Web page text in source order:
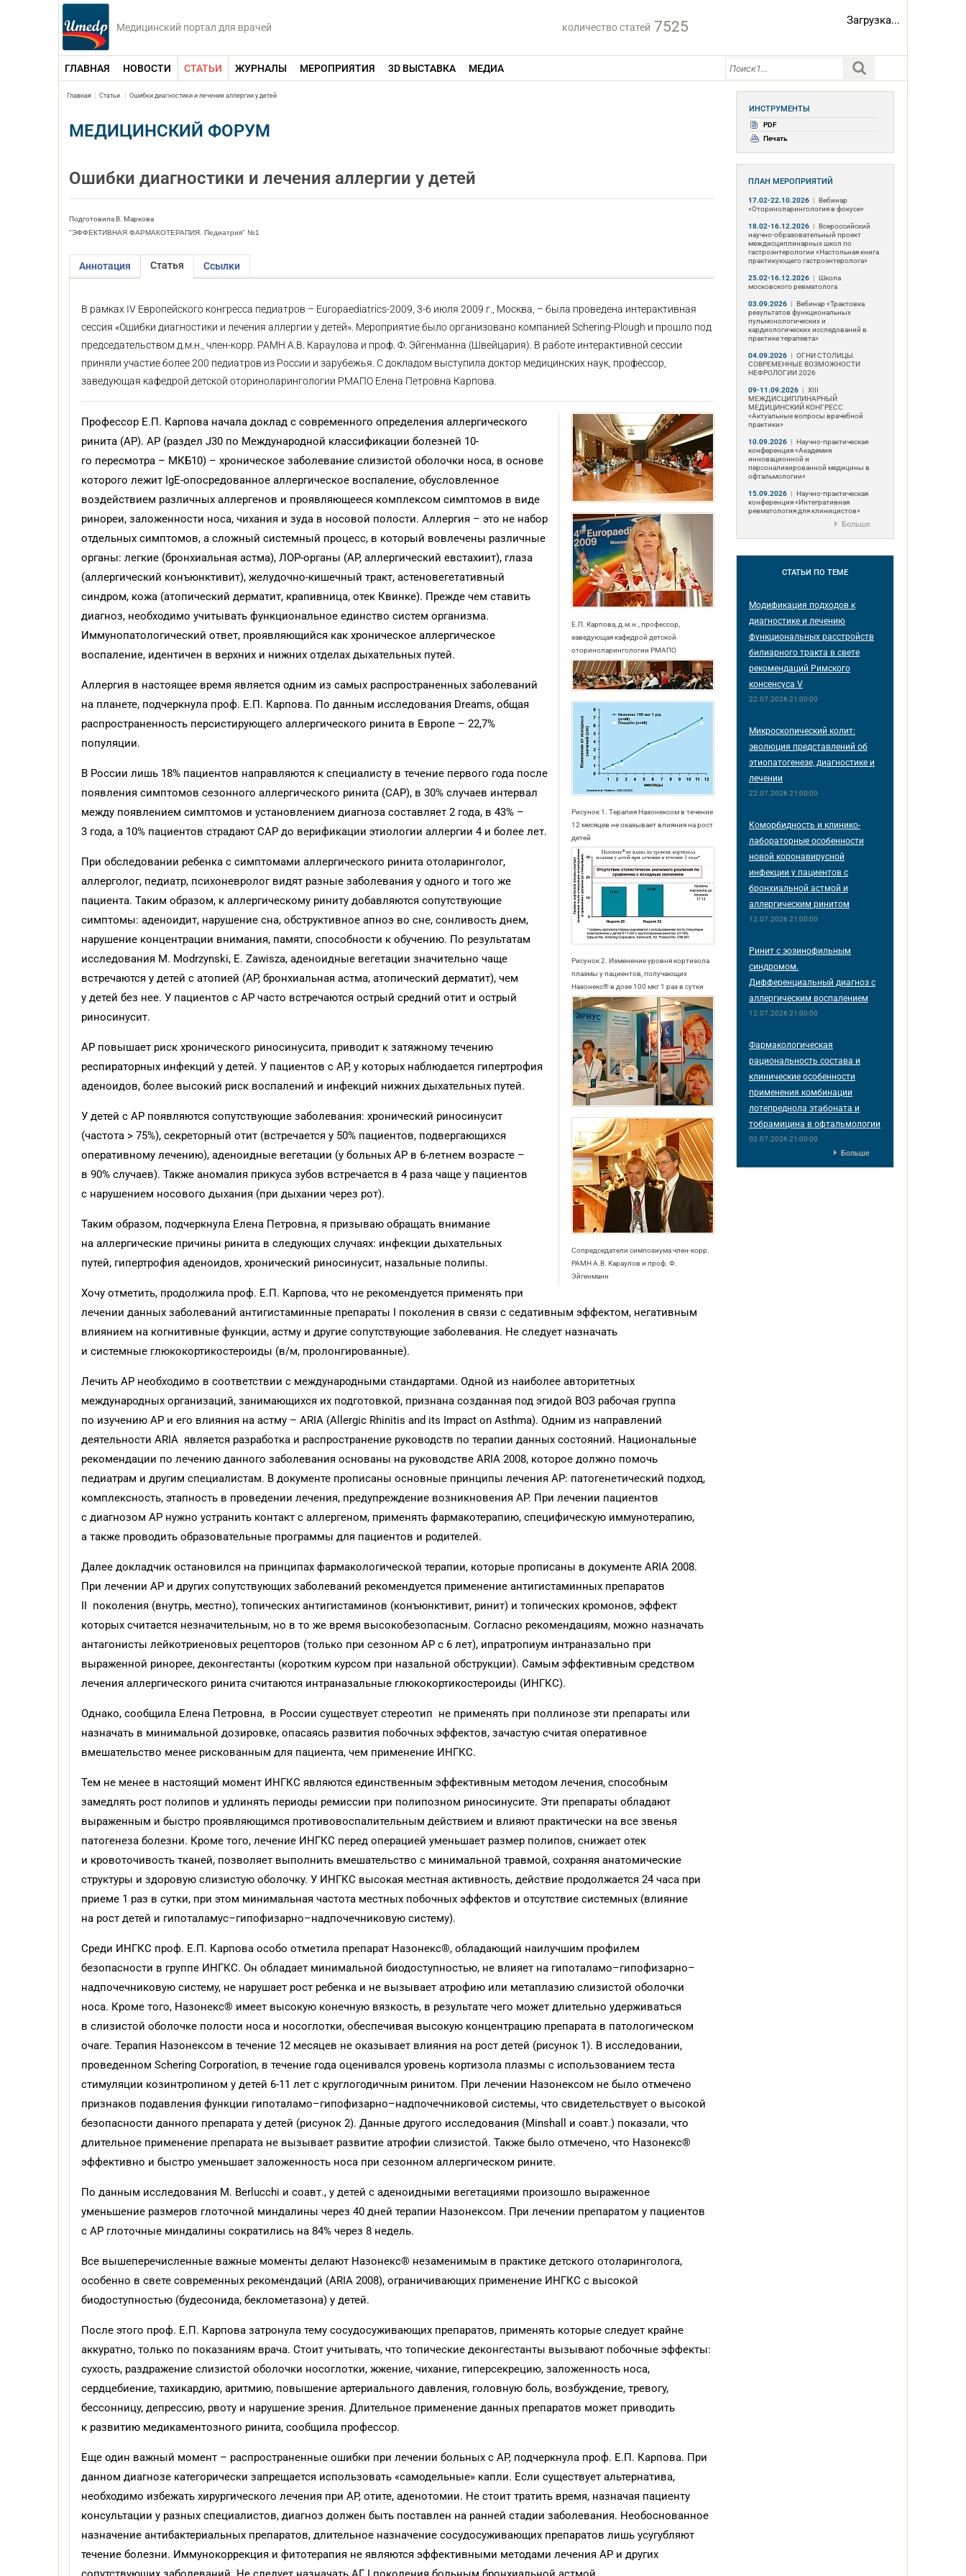
Медицинский портал для врачей количество статей 7525 Загрузка...
ГЛАВНАЯ НОВОСТИ СТАТЬИ ЖУРНАЛЫ МЕРОПРИЯТИЯ 3D ВЫСТАВКА МЕДИА
Главная Статьи Ошибки диагностики и лечения аллергии у детей
МЕДИЦИНСКИЙ ФОРУМ
Ошибки диагностики и лечения аллергии у детей
Подготовила В. Маркова
"ЭФФЕКТИВНАЯ ФАРМАКОТЕРАПИЯ. Педиатрия" №1
Аннотация Статья Ссылки
В рамках IV Европейского конгресса педиатров – Europaediatrics-2009, 3-6 июля 2009 г., Москва, – была проведена интерактивная
сессия «Ошибки диагностики и лечения аллергии у детей». Мероприятие было организовано компанией Schering-Plough и прошло под
председательством д.м.н., член-корр. РАМН А.В. Караулова и проф. Ф. Эйгенманна (Швейцария). В работе интерактивной сессии
приняли участие более 200 педиатров из России и зарубежья. С докладом выступила доктор медицинских наук, профессор,
заведующая кафедрой детской оториноларингологии РМАПО Елена Петровна Карпова.
Е.П. Карпова, д.м.н., профессор,
заведующая кафедрой детской
оториноларингологии РМАПО
Рисунок 1. Терапия Назонексом в течение
12 месяцев не оказывает влияния на рост
детей
Рисунок 2. Изменение уровня кортизола
плазмы у пациентов, получающих
Назонекс® в дозе 100 мкг 1 раз в сутки
Сопредседатели симпозиума член-корр.
РАМН А.В. Караулов и проф. Ф.
Эйгенманн
Профессор Е.П. Карпова начала доклад с современного определения аллергического
ринита (АР). АР (раздел J30 по Международной классификации болезней 10-
го пересмотра – МКБ10) – хроническое заболевание слизистой оболочки носа, в основе
которого лежит IgE-опосредованное аллергическое воспаление, обусловленное
воздействием различных аллергенов и проявляющееся комплексом симптомов в виде
ринореи, заложенности носа, чихания и зуда в носовой полости. Аллергия – это не набор
отдельных симптомов, а сложный системный процесс, в который вовлечены различные
органы: легкие (бронхиальная астма), ЛОР-органы (АР, аллергический евстахиит), глаза
(аллергический конъюнктивит), желудочно-кишечный тракт, астеновегетативный
синдром, кожа (атопический дерматит, крапивница, отек Квинке). Прежде чем ставить
диагноз, необходимо учитывать функциональное единство систем организма.
Иммунопатологический ответ, проявляющийся как хроническое аллергическое
воспаление, идентичен в верхних и нижних отделах дыхательных путей.
Аллергия в настоящее время является одним из самых распространенных заболеваний
на планете, подчеркнула проф. Е.П. Карпова. По данным исследования Dreams, общая
распространенность персистирующего аллергического ринита в Европе – 22,7%
популяции.
В России лишь 18% пациентов направляются к специалисту в течение первого года после
появления симптомов сезонного аллергического ринита (САР), в 30% случаев интервал
между появлением симптомов и установлением диагноза составляет 2 года, в 43% –
3 года, а 10% пациентов страдают САР до верификации этиологии аллергии 4 и более лет.
При обследовании ребенка с симптомами аллергического ринита отоларинголог,
аллерголог, педиатр, психоневролог видят разные заболевания у одного и того же
пациента. Таким образом, к аллергическому риниту добавляются сопутствующие
симптомы: аденоидит, нарушение сна, обструктивное апноэ во сне, сонливость днем,
нарушение концентрации внимания, памяти, способности к обучению. По результатам
исследования M. Modrzynski, E. Zawisza, аденоидные вегетации значительно чаще
встречаются у детей с атопией (АР, бронхиальная астма, атопический дерматит), чем
у детей без нее. У пациентов с АР часто встречаются острый средний отит и острый
риносинусит.
АР повышает риск хронического риносинусита, приводит к затяжному течению
респираторных инфекций у детей. У пациентов с АР, у которых наблюдается гипертрофия
аденоидов, более высокий риск воспалений и инфекций нижних дыхательных путей.
У детей с АР появляются сопутствующие заболевания: хронический риносинусит
(частота > 75%), секреторный отит (встречается у 50% пациентов, подвергающихся
оперативному лечению), аденоидные вегетации (у больных АР в 6-летнем возрасте –
в 90% случаев). Также аномалия прикуса зубов встречается в 4 раза чаще у пациентов
с нарушением носового дыхания (при дыхании через рот).
Таким образом, подчеркнула Елена Петровна, я призываю обращать внимание
на аллергические причины ринита в следующих случаях: инфекции дыхательных
путей, гипертрофия аденоидов, хронический риносинусит, назальные полипы.
Хочу отметить, продолжила проф. Е.П. Карпова, что не рекомендуется применять при
лечении данных заболеваний антигистаминные препараты I поколения в связи с седативным эффектом, негативным
влиянием на когнитивные функции, астму и другие сопутствующие заболевания. Не следует назначать
и системные глюкокортикостероиды (в/м, пролонгированные).
Лечить АР необходимо в соответствии с международными стандартами. Одной из наиболее авторитетных
международных организаций, занимающихся их подготовкой, признана созданная под эгидой ВОЗ рабочая группа
по изучению АР и его влияния на астму – ARIA (Allergic Rhinitis and its Impact on Asthma). Одним из направлений
деятельности ARIA является разработка и распространение руководств по терапии данных состояний. Национальные
рекомендации по лечению данного заболевания основаны на руководстве ARIA 2008, которое должно помочь
педиатрам и другим специалистам. В документе прописаны основные принципы лечения АР: патогенетический подход,
комплексность, этапность в проведении лечения, предупреждение возникновения АР. При лечении пациентов
с диагнозом АР нужно устранить контакт с аллергеном, применять фармакотерапию, специфическую иммунотерапию,
а также проводить образовательные программы для пациентов и родителей.
Далее докладчик остановился на принципах фармакологической терапии, которые прописаны в документе ARIA 2008.
При лечении АР и других сопутствующих заболеваний рекомендуется применение антигистаминных препаратов
II поколения (внутрь, местно), топических антигистаминов (конъюнктивит, ринит) и топических кромонов, эффект
которых считается незначительным, но в то же время высокобезопасным. Согласно рекомендациям, можно назначать
антагонисты лейкотриеновых рецепторов (только при сезонном АР с 6 лет), ипратропиум интраназально при
выраженной ринорее, деконгестанты (коротким курсом при назальной обструкции). Самым эффективным средством
лечения аллергического ринита считаются интраназальные глюкокортикостероиды (ИНГКС).
Однако, сообщила Елена Петровна, в России существует стереотип не применять при поллинозе эти препараты или
назначать в минимальной дозировке, опасаясь развития побочных эффектов, зачастую считая оперативное
вмешательство менее рискованным для пациента, чем применение ИНГКС.
Тем не менее в настоящий момент ИНГКС являются единственным эффективным методом лечения, способным
замедлять рост полипов и удлинять периоды ремиссии при полипозном риносинусите. Эти препараты обладают
выраженным и быстро проявляющимся противовоспалительным действием и влияют практически на все звенья
патогенеза болезни. Кроме того, лечение ИНГКС перед операцией уменьшает размер полипов, снижает отек
и кровоточивость тканей, позволяет выполнить вмешательство с минимальной травмой, сохраняя анатомические
структуры и здоровую слизистую оболочку. У ИНГКС высокая местная активность, действие продолжается 24 часа при
приеме 1 раз в сутки, при этом минимальная частота местных побочных эффектов и отсутствие системных (влияние
на рост детей и гипоталамус–гипофизарно–надпочечниковую систему).
Среди ИНГКС проф. Е.П. Карпова особо отметила препарат Назонекс®, обладающий наилучшим профилем
безопасности в группе ИНГКС. Он обладает минимальной биодоступностью, не влияет на гипоталамо–гипофизарно–
надпочечниковую систему, не нарушает рост ребенка и не вызывает атрофию или метаплазию слизистой оболочки
носа. Кроме того, Назонекс® имеет высокую конечную вязкость, в результате чего может длительно удерживаться
в слизистой оболочке полости носа и носоглотки, обеспечивая высокую концентрацию препарата в патологическом
очаге. Терапия Назонексом в течение 12 месяцев не оказывает влияния на рост детей (рисунок 1). В исследовании,
проведенном Sсhering Corporation, в течение года оценивался уровень кортизола плазмы с использованием теста
стимуляции козинтропином у детей 6-11 лет с круглогодичным ринитом. При лечении Назонексом не было отмечено
признаков подавления функции гипоталамо–гипофизарно–надпочечниковой системы, что свидетельствует о высокой
безопасности данного препарата у детей (рисунок 2). Данные другого исследования (Minshall и соавт.) показали, что
длительное применение препарата не вызывает развитие атрофии слизистой. Также было отмечено, что Назонекс®
эффективно и быстро уменьшает заложенность носа при сезонном аллергическом рините.
По данным исследования M. Berlucchi и соавт., у детей с аденоидными вегетациями произошло выраженное
уменьшение размеров глоточной миндалины через 40 дней терапии Назонексом. При лечении препаратом у пациентов
с АР глоточные миндалины сократились на 84% через 8 недель.
Все вышеперечисленные важные моменты делают Назонекс® незаменимым в практике детского отоларинголога,
особенно в свете современных рекомендаций (ARIA 2008), ограничивающих применение ИНГКС с высокой
биодоступностью (будесонида, беклометазона) у детей.
После этого проф. Е.П. Карпова затронула тему сосудосуживающих препаратов, применять которые следует крайне
аккуратно, только по показаниям врача. Стоит учитывать, что топические деконгестанты вызывают побочные эффекты:
сухость, раздражение слизистой оболочки носоглотки, жжение, чихание, гиперсекрецию, заложенность носа,
сердцебиение, тахикардию, аритмию, повышение артериального давления, головную боль, возбуждение, тревогу,
бессонницу, депрессию, рвоту и нарушение зрения. Длительное применение данных препаратов может приводить
к развитию медикаментозного ринита, сообщила профессор.
Еще один важный момент – распространенные ошибки при лечении больных с АР, подчеркнула проф. Е.П. Карпова. При
данном диагнозе категорически запрещается использовать «самодельные» капли. Если существует альтернатива,
необходимо избежать хирургического лечения при АР, отите, аденотомии. Не стоит тратить время, назначая пациенту
консультации у разных специалистов, диагноз должен быть поставлен на ранней стадии заболевания. Необоснованное
назначение антибактериальных препаратов, длительное назначение сосудосуживающих препаратов лишь усугубляют
течение болезни. Иммунокоррекция и фитотерапия не являются эффективными методами лечения АР и других
ИНСТРУМЕНТЫ
PDF
Печать
ПЛАН МЕРОПРИЯТИЙ
17.02-22.10.2026 | Вебинар
«Оториноларингология в фокусе»
18.02-16.12.2026 | Всероссийский
научно-образовательный проект
междисциплинарных школ по
гастроэнтерологии «Настольная книга
практикующего гастроэнтеролога»
25.02-16.12.2026 | Школа
московского ревматолога
03.09.2026 | Вебинар «Трактовка
результатов функциональных
пульмонологических и
кардиологических исследований в
практике терапевта»
04.09.2026 | ОГНИ СТОЛИЦЫ.
СОВРЕМЕННЫЕ ВОЗМОЖНОСТИ
НЕФРОЛОГИИ 2026
09-11.09.2026 | ХIII
МЕЖДИСЦИПЛИНАРНЫЙ
МЕДИЦИНСКИЙ КОНГРЕСС
«Актуальные вопросы врачебной
практики»
10.09.2026 | Научно-практическая
конференция «Академия
инновационной и
персонализированной медицины в
офтальмологии»
15.09.2026 | Научно-практическая
конференция «Интегративная
ревматология для клиницистов»
Больше
СТАТЬИ ПО ТЕМЕ
Модификация подходов к
диагностике и лечению
функциональных расстройств
билиарного тракта в свете
рекомендаций Римского
консенсуса V
22.07.2026 21:00:00
Микроскопический колит:
эволюция представлений об
этиопатогенезе, диагностике и
лечении
22.07.2026 21:00:00
Коморбидность и клинико-
лабораторные особенности
новой коронавирусной
инфекции у пациентов с
бронхиальной астмой и
аллергическим ринитом
12.07.2026 21:00:00
Ринит с эозинофильным
синдромом.
Дифференциальный диагноз с
аллергическим воспалением
12.07.2026 21:00:00
Фармакологическая
рациональность состава и
клинические особенности
применения комбинации
лотепреднола этабоната и
тобрамицина в офтальмологии
02.07.2026 21:00:00
Больше